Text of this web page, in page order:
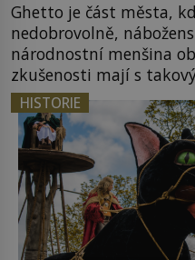
Ghetto je část města,
nedobrovolně,
národnostní menšina
zkušenosti mají s
středověku jsou totiž v
nějakém žít. Mezi ty
ghetto založené v roce
k Židům, nemá se
HISTORIE